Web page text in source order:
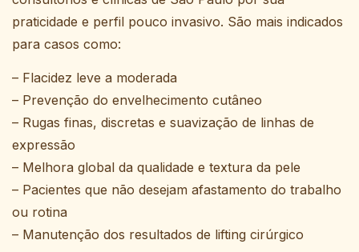
praticidade e perfil pouco invasivo. São mais indicados
para casos como:
– Flacidez leve a moderada
– Prevenção do envelhecimento cutâneo
– Rugas finas, discretas e suavização de linhas de
expressão
– Melhora global da qualidade e textura da pele
– Pacientes que não desejam afastamento do trabalho
ou rotina
– Manutenção dos resultados de lifting cirúrgico